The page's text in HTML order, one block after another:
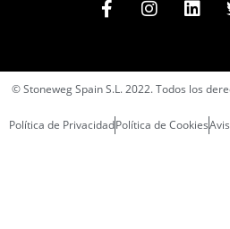
© Stoneweg Spain S.L. 2022. Todos los
Política de PrivacidadPolítica de Cookies